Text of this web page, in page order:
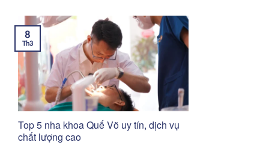
Top 5 nha khoa Quế Võ uy tín, dịch vụ
chất lượng cao
8
Th3